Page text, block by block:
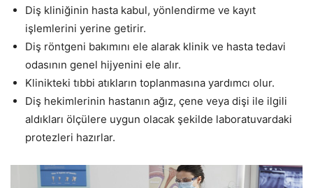
Diş kliniğinin hasta kabul, yönlendirme ve kayıt
işlemlerini yerine getirir.
Diş röntgeni bakımını ele alarak klinik ve hasta tedavi
odasının genel hijyenini ele alır.
Klinikteki tıbbi atıkların toplanmasına yardımcı olur.
Diş hekimlerinin hastanın ağız, çene veya dişi ile ilgili
aldıkları ölçülere uygun olacak şekilde laboratuvardaki
protezleri hazırlar.